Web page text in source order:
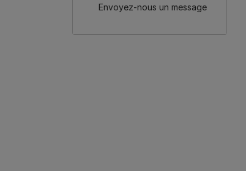
Envoyez-nous un message